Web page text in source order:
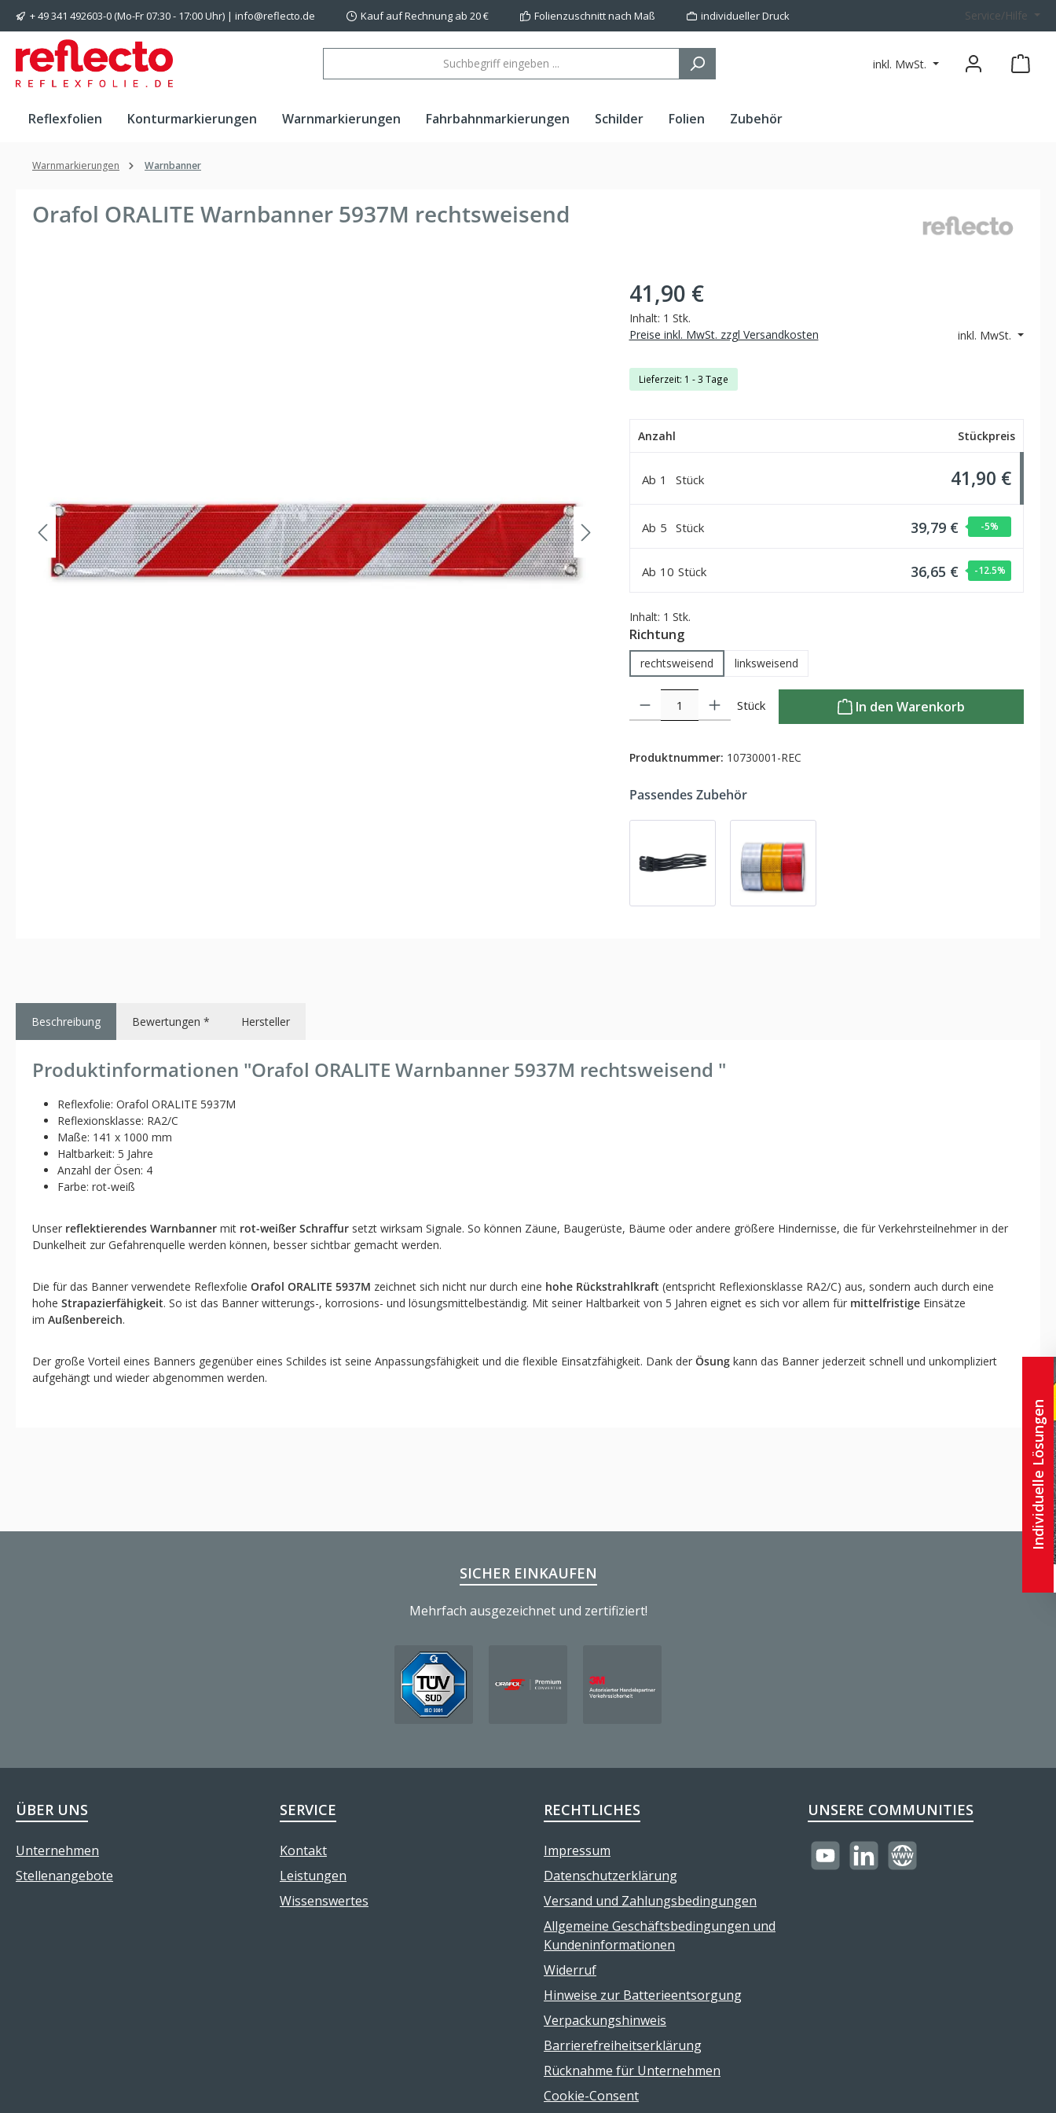
Hauptinhalt springen
Zur Suche springen
Zur Hauptnavigation springen
+ 49 341 492603-0 (Mo-Fr 07:30 - 17:00 Uhr) | info@reflecto.de Kauf auf Rechnung ab 20 € Folienzuschnitt nach Maß individueller Druck Service/Hilfe
inkl. MwSt.
Reflexfolien Konturmarkierungen Warnmarkierungen Fahrbahnmarkierungen Schilder Folien Zubehör
Warnmarkierungen Warnbanner
Orafol ORALITE Warnbanner 5937M rechtsweisend
41,90 €
Inhalt: 1 Stk.
inkl. MwSt.
Preise inkl. MwSt. zzgl Versandkosten
Lieferzeit: 1 - 3 Tage
Anzahl Stückpreis
Ab 1 Stück 41,90 €
Ab 5 Stück 39,79 € -5%
Ab 10 Stück 36,65 € -12.5%
Inhalt: 1 Stk.
Richtungauswählen
rechtsweisend linksweisend
Stück In den Warenkorb
Produktnummer: 10730001-REC
Passendes Zubehör
Beschreibung Bewertungen * Hersteller
Produktinformationen "Orafol ORALITE Warnbanner 5937M rechtsweisend "
Reflexfolie: Orafol ORALITE 5937M
Reflexionsklasse: RA2/C
Maße: 141 x 1000 mm
Haltbarkeit: 5 Jahre
Anzahl der Ösen: 4
Farbe: rot-weiß
Unser reflektierendes Warnbanner mit rot-weißer Schraffur setzt wirksam Signale. So können Zäune, Baugerüste, Bäume oder andere größere Hindernisse, die für Verkehrsteilnehmer in der
Dunkelheit zur Gefahrenquelle werden können, besser sichtbar gemacht werden.
Die für das Banner verwendete Reflexfolie Orafol ORALITE 5937M zeichnet sich nicht nur durch eine hohe Rückstrahlkraft (entspricht Reflexionsklasse RA2/C) aus, sondern auch durch eine
hohe Strapazierfähigkeit. So ist das Banner witterungs-, korrosions- und lösungsmittelbeständig. Mit seiner Haltbarkeit von 5 Jahren eignet es sich vor allem für mittelfristige Einsätze
im Außenbereich.
Der große Vorteil eines Banners gegenüber eines Schildes ist seine Anpassungsfähigkeit und die flexible Einsatzfähigkeit. Dank der Ösung kann das Banner jederzeit schnell und unkompliziert
aufgehängt und wieder abgenommen werden.
SICHER EINKAUFEN
Mehrfach ausgezeichnet und zertifiziert!
ÜBER UNS
Unternehmen
Stellenangebote
SERVICE
Kontakt
Leistungen
Wissenswertes
RECHTLICHES
Impressum
Datenschutzerklärung
Versand und Zahlungsbedingungen
Allgemeine Geschäftsbedingungen und
Kundeninformationen
Widerruf
Hinweise zur Batterieentsorgung
Verpackungshinweis
Barrierefreiheitserklärung
Rücknahme für Unternehmen
Cookie-Consent
UNSERE COMMUNITIES
https://youtube.com/
LinkedInWebsite
Individuelle Lösungen